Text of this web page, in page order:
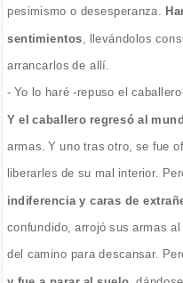
pesimismo o desesperanza.
sentimientos , llevándolos
arrancarlos de allí.
- Yo lo haré -repuso el
Y el caballero regresó al
armas. Y uno tras otro, se fue
liberarles de su mal interior.
indiferencia y caras de
confundido, arrojó sus armas
del camino para descansar.